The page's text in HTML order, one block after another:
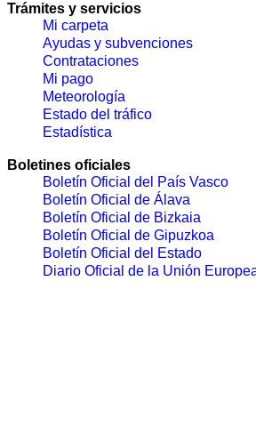
Trámites y servicios
Mi carpeta
Ayudas y subvenciones
Contrataciones
Mi pago
Meteorología
Estado del tráfico
Estadística
Boletines oficiales
Boletín Oficial del País Vasco
Boletín Oficial de Álava
Boletín Oficial de Bizkaia
Boletín Oficial de Gipuzkoa
Boletín Oficial del Estado
Diario Oficial de la Unión